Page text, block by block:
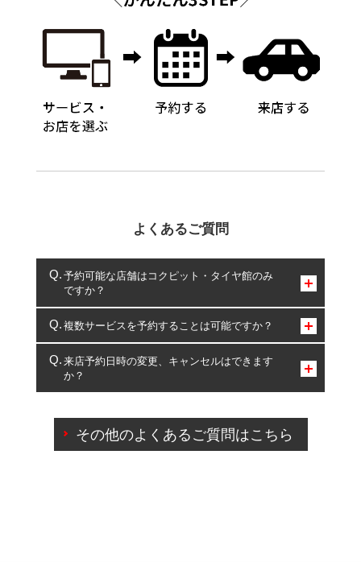
よくあるご質問
予約可能な店舗はコクピット・タイヤ館のみ
ですか？
コクピット・タイヤ館のみとなります。
複数サービスを予約することは可能ですか？
複数サービスのご予約は可能です。
一部の商品・サービスの組み合わせに限り、同時にご予約が
出来ないものもございます。
来店予約日時の変更、キャンセルはできます
か？
ご来店予約日の3営業日前を過ぎている場合のご予約
の日時変更につきましては、直接ご予約の店舗まで
その他のよくあるご質問はこちら